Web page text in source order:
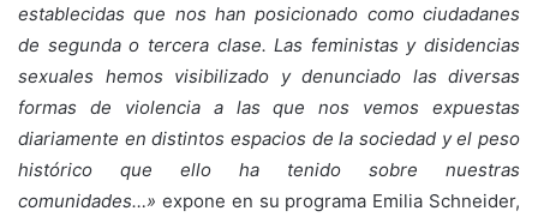
establecidas que nos han posicionado como ciudadanes
de segunda o tercera clase. Las feministas y disidencias
sexuales hemos visibilizado y denunciado las diversas
formas de violencia a las que nos vemos expuestas
diariamente en distintos espacios de la sociedad y el peso
histórico que ello ha tenido sobre nuestras
comunidades…» expone en su programa Emilia Schneider,